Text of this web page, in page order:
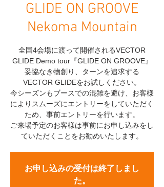
GLIDE ON GROOVE
Nekoma Mountain
全国4会場に渡って開催されるVECTOR
GLIDE Demo tour『GLIDE ON GROOVE』
妥協なき物創り、ターンを追求する
VECTOR GLIDEをお試しください。
今シーズンもブースでの混雑を避け、お客様
によりスムーズにエントリーをしていただく
ため、事前エントリーを行います。
ご来場予定のお客様は事前にお申し込みをし
ていただくことをお勧めいたします。
お申し込みの受付は終了しまし
た。